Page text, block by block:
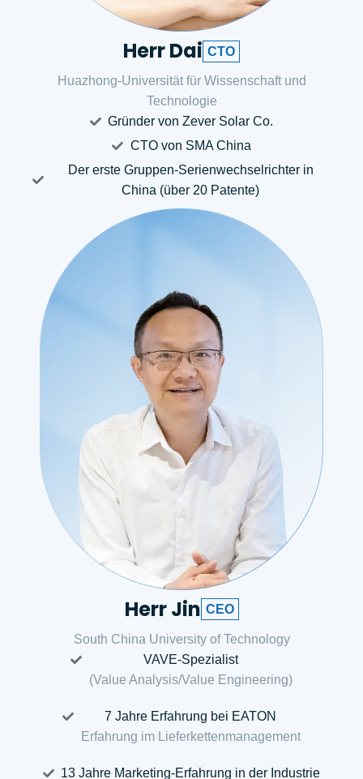
Herr Dai CTO
Huazhong-Universität für Wissenschaft und
Technologie
Gründer von Zever Solar Co.
CTO von SMA China
Der erste Gruppen-Serienwechselrichter in
China (über 20 Patente)
Herr Jin CEO
South China University of Technology
VAVE-Spezialist
(Value Analysis/Value Engineering)
7 Jahre Erfahrung bei EATON
Erfahrung im Lieferkettenmanagement
13 Jahre Marketing-Erfahrung in der Industrie